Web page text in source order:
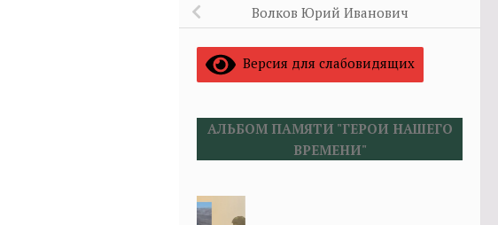
Волков Юрий Иванович
Версия для слабовидящих
АЛЬБОМ ПАМЯТИ "ГЕРОИ НАШЕГО
ВРЕМЕНИ"